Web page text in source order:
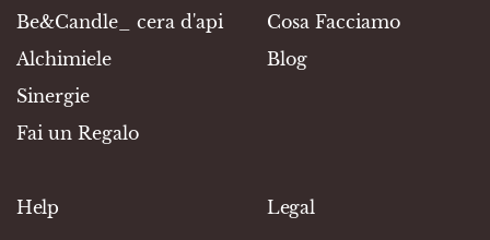
Be&Candle_ cera d'api
Alchimiele
Sinergie
Fai un Regalo
Cosa Facciamo
Blog
Help Legal